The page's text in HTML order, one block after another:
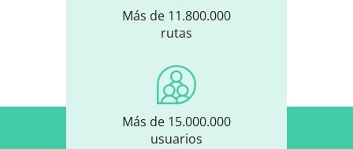
Más de 11.800.000
rutas
Más de 15.000.000
usuarios